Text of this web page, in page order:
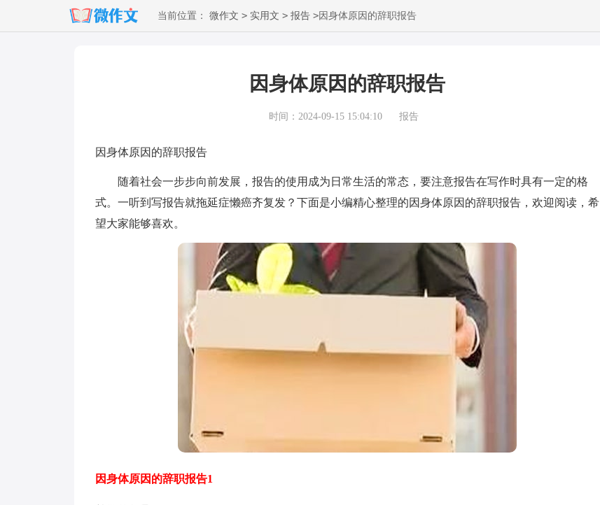
当前位置： 微作文 > 实用文 > 报告 >因身体原因的辞职报告
因身体原因的辞职报告
时间：2024-09-15 15:04:10 报告
因身体原因的辞职报告
随着社会一步步向前发展，报告的使用成为日常生活的常态，要注意报告在写作时具有一定的格
式。一听到写报告就拖延症懒癌齐复发？下面是小编精心整理的因身体原因的辞职报告，欢迎阅读，希
望大家能够喜欢。
因身体原因的辞职报告1